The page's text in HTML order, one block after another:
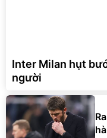
Inter Milan hụt
người